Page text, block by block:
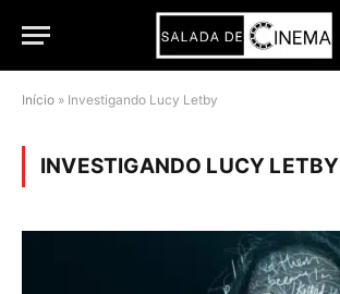
Início » Investigando Lucy Letby
INVESTIGANDO LUCY LETBY